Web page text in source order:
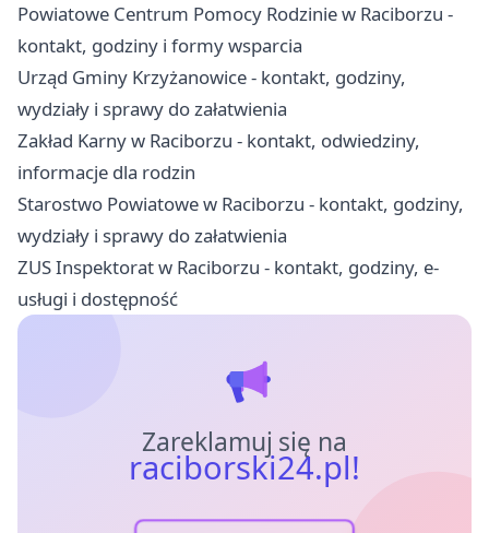
Powiatowe Centrum Pomocy Rodzinie w Raciborzu -
kontakt, godziny i formy wsparcia
Urząd Gminy Krzyżanowice - kontakt, godziny,
wydziały i sprawy do załatwienia
Zakład Karny w Raciborzu - kontakt, odwiedziny,
informacje dla rodzin
Starostwo Powiatowe w Raciborzu - kontakt, godziny,
wydziały i sprawy do załatwienia
ZUS Inspektorat w Raciborzu - kontakt, godziny, e-
usługi i dostępność
Zareklamuj się na
raciborski24.pl!